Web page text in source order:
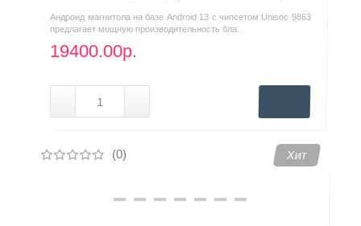
Андроид магнитола на базе Android 13 с чипсетом Unisoc 9863
предлагает мощную производительность бла..
19400.00р.
(0) Хит